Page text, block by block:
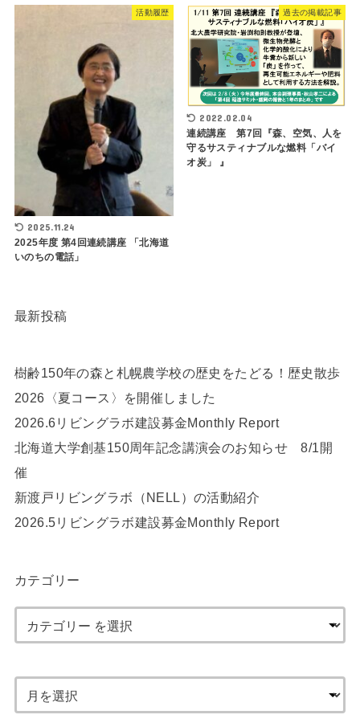
活動履歴
2025.11.24
2025年度 第4回連続講座 「北海道
いのちの電話」
過去の掲載記事
2022.02.04
連続講座 第7回『森、空気、人を
守るサスティナブルな燃料「バイ
オ炭」 』
最新投稿
樹齢150年の森と札幌農学校の歴史をたどる！歴史散歩
2026〈夏コース〉を開催しました
2026.6リビングラボ建設募金Monthly Report
北海道大学創基150周年記念講演会のお知らせ 8/1開
催
新渡戸リビングラボ（NELL）の活動紹介
2026.5リビングラボ建設募金Monthly Report
カテゴリー